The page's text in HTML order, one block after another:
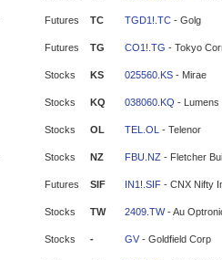
Futures TC TGD1!.TC - Golg
Futures TG CO1!.TG - Tokyo
Stocks KS 025560.KS - Mirae
Stocks KQ 038060.KQ - Lumens
Stocks OL TEL.OL - Telenor
Stocks NZ FBU.NZ - Fletcher
Futures SIF IN1!.SIF - CNX Nifty
Stocks TW 2409.TW- Au
Stocks - GV - Goldfield Corp